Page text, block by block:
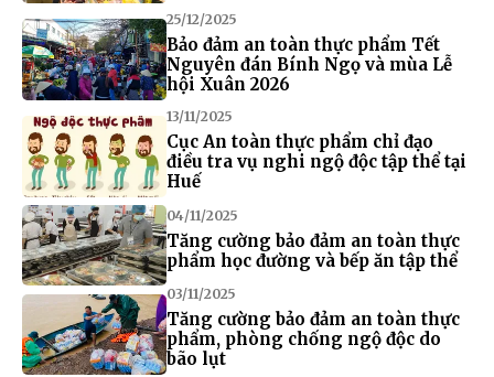
25/12/2025
Bảo đảm an toàn thực phẩm Tết
Nguyên đán Bính Ngọ và mùa Lễ
hội Xuân 2026
13/11/2025
Cục An toàn thực phẩm chỉ đạo
điều tra vụ nghi ngộ độc tập thể tại
Huế
04/11/2025
Tăng cường bảo đảm an toàn thực
phẩm học đường và bếp ăn tập thể
03/11/2025
Tăng cường bảo đảm an toàn thực
phẩm, phòng chống ngộ độc do
bão lụt